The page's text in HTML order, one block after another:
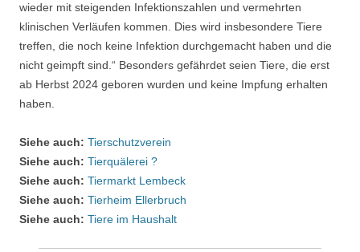
wieder mit steigenden Infektionszahlen und vermehrten
klinischen Verläufen kommen. Dies wird insbesondere Tiere
treffen, die noch keine Infektion durchgemacht haben und die
nicht geimpft sind.“ Besonders gefährdet seien Tiere, die erst
ab Herbst 2024 geboren wurden und keine Impfung erhalten
haben.
Siehe auch: Tierschutzverein
Siehe auch: Tierquälerei ?
Siehe auch: Tiermarkt Lembeck
Siehe auch: Tierheim Ellerbruch
Siehe auch: Tiere im Haushalt